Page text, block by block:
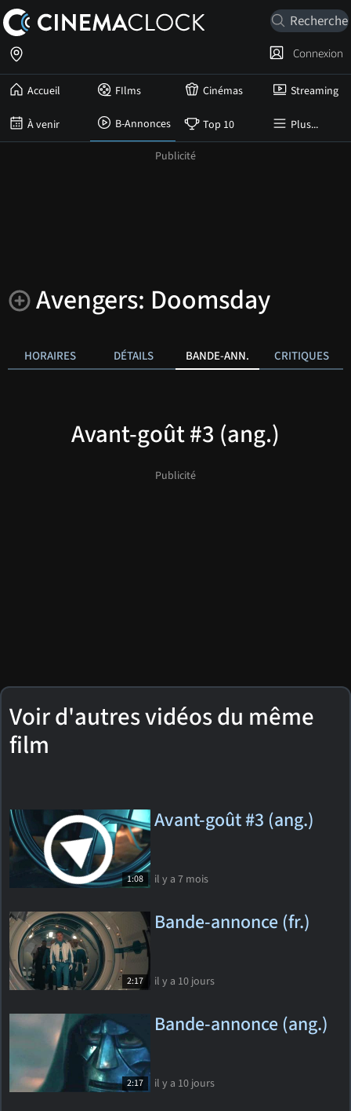
Accueil FIlms Cinémas Streaming
À venir B-Annonces Top 10 Plus...
Connexion
Avengers: Doomsday
HORAIRES DÉTAILS BANDE-ANN. CRITIQUES
Avant-goût #3 (ang.)
Voir d'autres vidéos du même
film
1:08
Avant-goût #3 (ang.)
il y a 7 mois
2:17
Bande-annonce (fr.)
il y a 10 jours
2:17
Bande-annonce (ang.)
il y a 10 jours